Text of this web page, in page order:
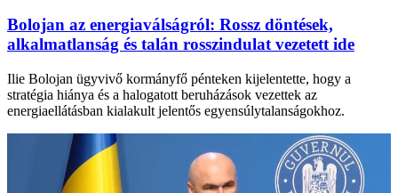
Bolojan az energiaválságról: Rossz döntések,
alkalmatlanság és talán rosszindulat vezetett ide
Ilie Bolojan ügyvivő kormányfő pénteken kijelentette, hogy a
stratégia hiánya és a halogatott beruházások vezettek az
energiaellátásban kialakult jelentős egyensúlytalanságokhoz.